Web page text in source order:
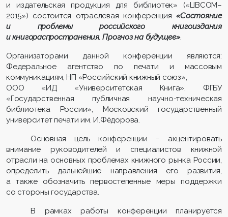
и издательская продукция для библиотек» («LIBCOM–
2015») состоится отраслевая конференция«Состояние
и проблемы российского книгоиздания
и книгораспространения. Прогноз на будущее».
Организаторами данной конференции являются:
Федеральное агентство по печати и массовым
коммуникациям, НП «Российский книжный союз»,
ООО «ИД «Университетская Книга», ФГБУ
«Государственная публичная научно-техническая
библиотека России», Московский государственный
университет печати им. И.Фёдорова.
Основная цель конференции – акцентировать
внимание руководителей и специалистов книжной
отрасли на основных проблемах книжного рынка России,
определить дальнейшие направления его развития,
а также обозначить первостепенные меры поддержки
со стороны государства.
В рамках работы конференции планируется